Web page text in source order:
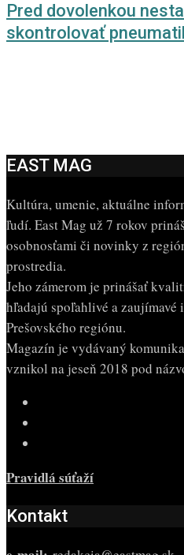
Pred dovolenkou
skontrolovať
EAST MAG
Kultúra, umenie, aktuálne
ľudí. East Mag už 7 rokov
osobnosťami či novinky z
prostredia.
Jeho zámerom je prinášať
hľadajú spoľahlivé a zaujímavé
Prešovského regiónu.
Magazín je vydávaný
vznikol na jeseň 2018 pod
Pravidlá súťaží
Kontakt